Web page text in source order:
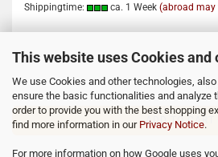
This website uses Cookies
We use Cookies and other technologies,
ensure the basic functionalities and analyze
order to provide you with the best shopping
find more information in our Privacy Notice.
For more information on how Google uses
Shippingtime:
ca. 1 Week (abroad may
ADD TO CART